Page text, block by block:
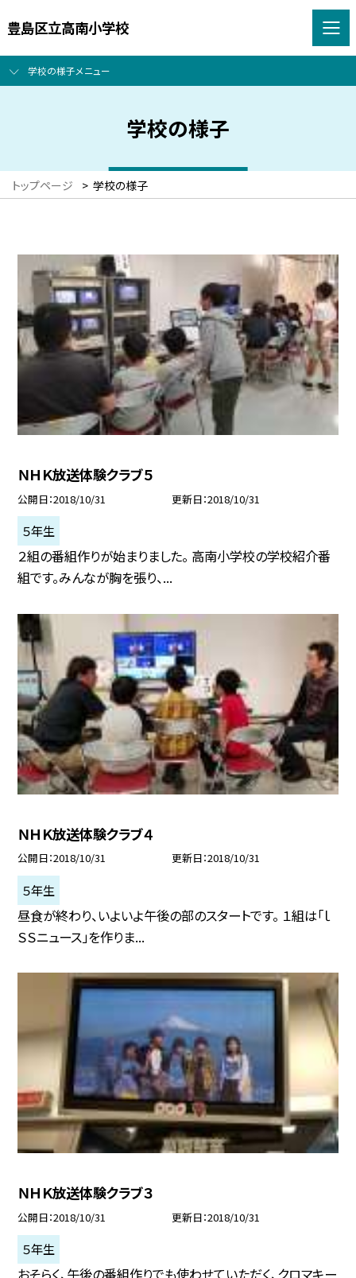
豊島区立高南小学校
学校の様子メニュー
学校の様子
トップページ > 学校の様子
ＮＨＫ放送体験クラブ５
公開日 2018/10/31 更新日 2018/10/31
５年生
２組の番組作りが始まりました。 高南小学校の学校紹介番
組です。みんなが胸を張り、...
ＮＨＫ放送体験クラブ４
公開日 2018/10/31 更新日 2018/10/31
５年生
昼食が終わり、いよいよ午後の部のスタートです。 １組は「ｌ
ＳＳニュース」を作りま...
ＮＨＫ放送体験クラブ３
公開日 2018/10/31 更新日 2018/10/31
５年生
おそらく、午後の番組作りでも使わせていただく、クロマキー